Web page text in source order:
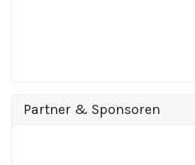
Partner & Sponsoren